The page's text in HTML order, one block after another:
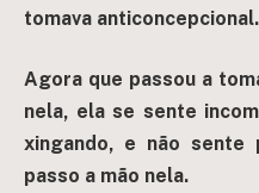
tomava anticoncepcional.
Agora que passou a
nela, ela se sente
xingando, e não sente
passo a mão nela.